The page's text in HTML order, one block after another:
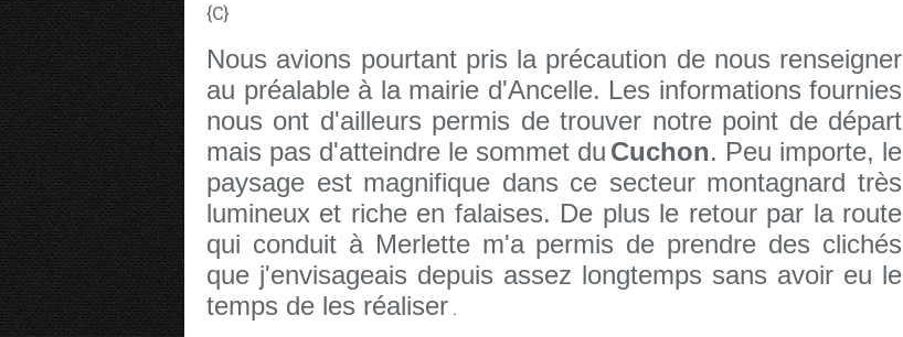
{C}
Nous avions pourtant pris la précaution de nous renseigner
au préalable à la mairie d'Ancelle. Les informations fournies
nous ont d'ailleurs permis de trouver notre point de départ
mais pas d'atteindre le sommet du Cuchon. Peu importe, le
paysage est magnifique dans ce secteur montagnard très
lumineux et riche en falaises. De plus le retour par la route
qui conduit à Merlette m'a permis de prendre des clichés
que j'envisageais depuis assez longtemps sans avoir eu le
temps de les réaliser .